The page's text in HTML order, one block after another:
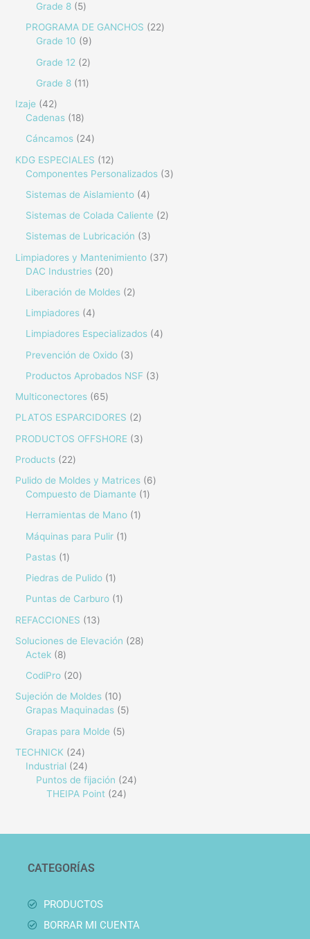
Grade 8
5
PROGRAMA DE GANCHOS
22
Grade 10
9
Grade 12
2
Grade 8
11
Izaje
42
Cadenas
18
Cáncamos
24
KDG ESPECIALES
12
Componentes Personalizados
3
Sistemas de Aislamiento 4
Sistemas de Colada Caliente
2
Sistemas de Lubricación
3
Limpiadores y Mantenimiento
37
DAC Industries
20
Liberación de Moldes
2
Limpiadores 4
Limpiadores Especializados 4
Prevención de Oxido
3
Productos Aprobados NSF
3
Multiconectores
65
PLATOS ESPARCIDORES
2
PRODUCTOS OFFSHORE
3
Products
22
Pulido de Moldes y Matrices
6
Compuesto de Diamante
1
Herramientas de Mano
1
Máquinas para Pulir
1
Pastas
1
Piedras de Pulido
1
Puntas de Carburo
1
REFACCIONES
13
Soluciones de Elevación
28
Actek
8
CodiPro
20
Sujeción de Moldes
10
Grapas Maquinadas
5
Grapas para Molde
5
TECHNICK
24
Industrial
24
Puntos de fijación
24
THEIPA Point
24
CATEGORÍAS
PRODUCTOS
BORRAR MI CUENTA